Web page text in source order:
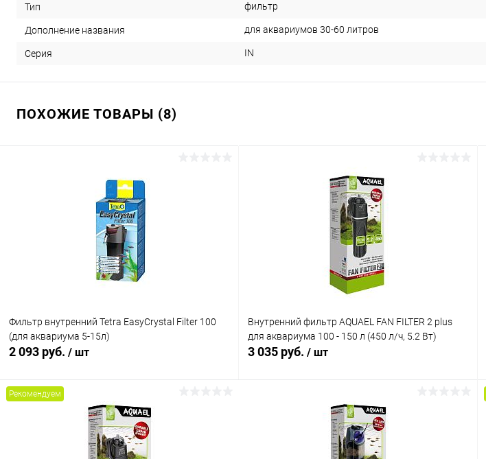
Тип фильтр
Дополнение названия для аквариумов 30-60 литров
Серия IN
ПОХОЖИЕ ТОВАРЫ (8)
Фильтр внутренний Tetra EasyCrystal Filter 100
(для аквариума 5-15л)
2 093 руб. / шт
В корзину
Сравнение
Внутренний фильтр AQUAEL FAN FILTER 2 plus
для аквариума 100 - 150 л (450 л/ч, 5.2 Вт)
3 035 руб. / шт
В корзину
Рекомендуем